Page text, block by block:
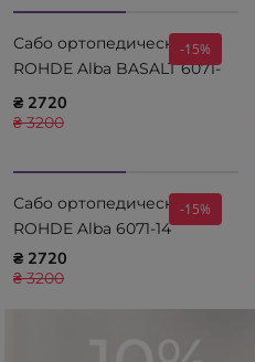
-15%
Сабо ортопедические
ROHDE Alba BASALT 6071-
86
₴ 2720
₴ 3200
-15%
Сабо ортопедические
ROHDE Alba 6071-14
₴ 2720
₴ 3200